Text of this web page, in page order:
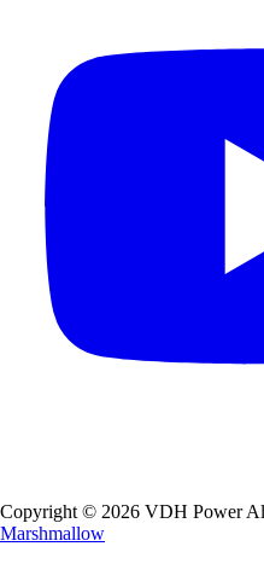
Copyright © 2026 VDH Power
Marshmallow